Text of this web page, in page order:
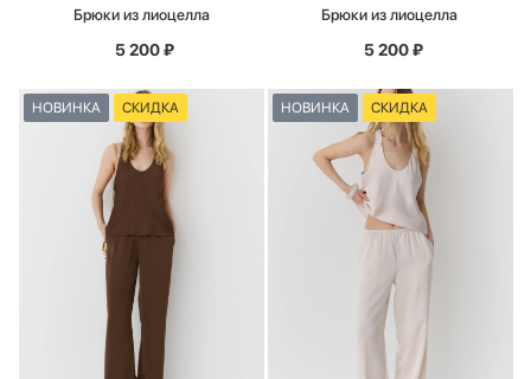
Брюки из лиоцелла
5 200₽
Брюки из лиоцелла
5 200₽
НОВИНКА СКИДКА НОВИНКА СКИДКА